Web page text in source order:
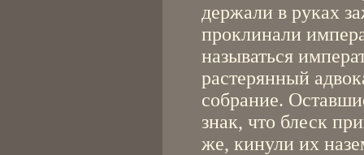
держали в руках
проклинали
называться
растерянный
собрание.
знак, что блеск
же, кинули их